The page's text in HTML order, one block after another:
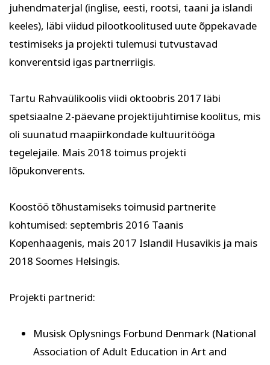
juhendmaterjal (inglise, eesti, rootsi, taani ja islandi
keeles), läbi viidud pilootkoolitused uute õppekavade
testimiseks ja projekti tulemusi tutvustavad
konverentsid igas partnerriigis.
Tartu Rahvaülikoolis viidi oktoobris 2017 läbi
spetsiaalne 2-päevane projektijuhtimise koolitus, mis
oli suunatud maapiirkondade kultuuritööga
tegelejaile. Mais 2018 toimus projekti
lõpukonverents.
Koostöö tõhustamiseks toimusid partnerite
kohtumised: septembris 2016 Taanis
Kopenhaagenis, mais 2017 Islandil Husavikis ja mais
2018 Soomes Helsingis.
Projekti partnerid:
Musisk Oplysnings Forbund Denmark (National
Association of Adult Education in Art and